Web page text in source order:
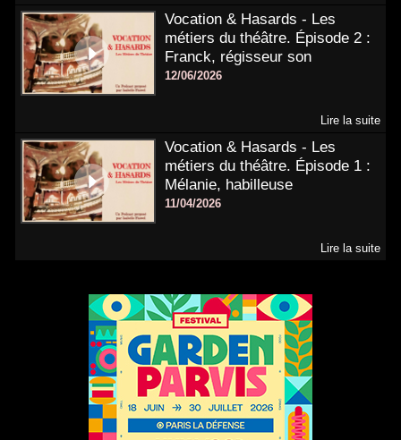
Vocation & Hasards - Les
métiers du théâtre. Épisode 2 :
Franck, régisseur son
12/06/2026
Lire la suite
Vocation & Hasards - Les
métiers du théâtre. Épisode 1 :
Mélanie, habilleuse
11/04/2026
Lire la suite